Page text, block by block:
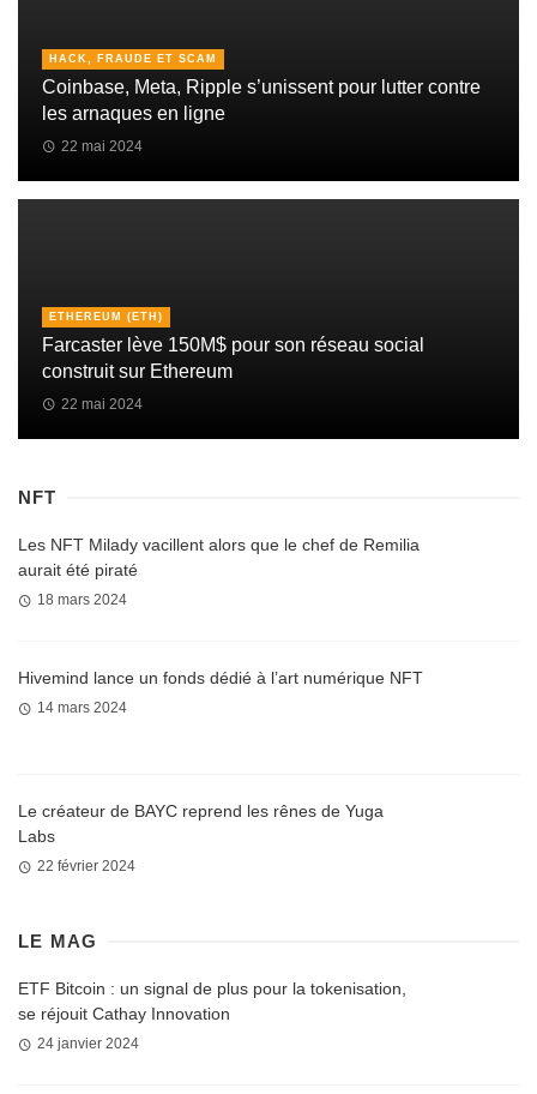
HACK, FRAUDE ET SCAM
Coinbase, Meta, Ripple s’unissent pour lutter contre
les arnaques en ligne
22 mai 2024
ETHEREUM (ETH)
Farcaster lève 150M$ pour son réseau social
construit sur Ethereum
22 mai 2024
NFT
Les NFT Milady vacillent alors que le chef de Remilia
aurait été piraté
18 mars 2024
Hivemind lance un fonds dédié à l’art numérique NFT
14 mars 2024
Le créateur de BAYC reprend les rênes de Yuga
Labs
22 février 2024
LE MAG
ETF Bitcoin : un signal de plus pour la tokenisation,
se réjouit Cathay Innovation
24 janvier 2024